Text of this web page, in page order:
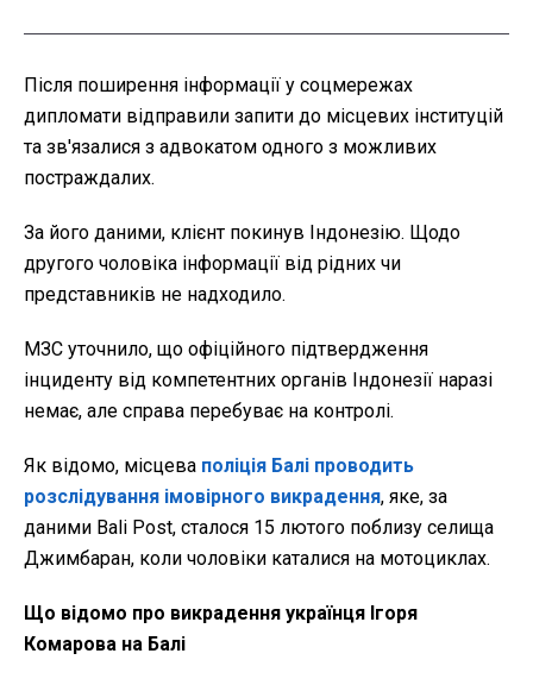
Після поширення інформації у соцмережах
дипломати відправили запити до місцевих інституцій
та зв'язалися з адвокатом одного з можливих
постраждалих.
За його даними, клієнт покинув Індонезію. Щодо
другого чоловіка інформації від рідних чи
представників не надходило.
МЗС уточнило, що офіційного підтвердження
інциденту від компетентних органів Індонезії наразі
немає, але справа перебуває на контролі.
Як відомо, місцева поліція Балі проводить
розслідування імовірного викрадення, яке, за
даними Bali Post, сталося 15 лютого поблизу селища
Джимбаран, коли чоловіки каталися на мотоциклах.
Що відомо про викрадення українця Ігоря
Комарова на Балі